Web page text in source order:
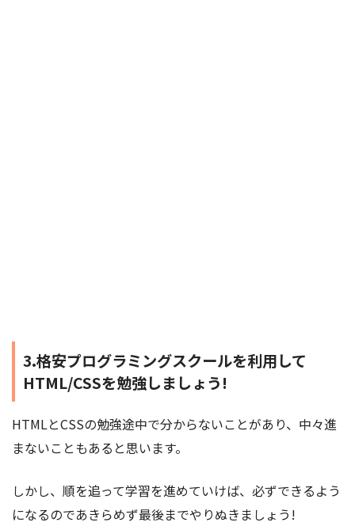
3.格安プログラミングスクールを利用して
HTML/CSSを勉強しましょう!
HTMLとCSSの勉強途中で分からないことがあり、中々進
まないこともあると思います。
しかし、順を追って学習を進めていけば、必ずできるよう
になるのであきらめず最後までやりぬきましょう!